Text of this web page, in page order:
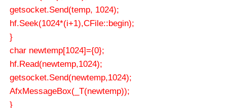
getsocket.Send(temp, 1024);
hf.Seek(1024*(i+1),CFile::begin);
}
char newtemp[1024]={0};
hf.Read(newtemp,1024);
getsocket.Send(newtemp,1024);
AfxMessageBox(_T(newtemp));
}